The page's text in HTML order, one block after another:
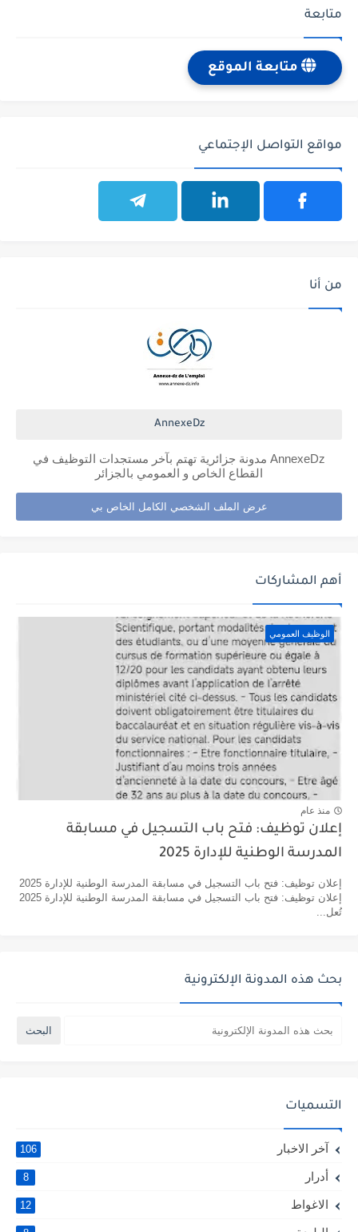
متابعة
متابعة الموقع
مواقع التواصل الإجتماعي
من أنا
AnnexeDz
AnnexeDz مدونة جزائرية تهتم بآخر مستجدات التوظيف في
القطاع الخاص و العمومي بالجزائر
عرض الملف الشخصي الكامل الخاص بي
أهم المشاركات
الوظيف العمومي
منذ عام
إعلان توظيف: فتح باب التسجيل في مسابقة
المدرسة الوطنية للإدارة 2025
إعلان توظيف: فتح باب التسجيل في مسابقة المدرسة الوطنية للإدارة 2025
إعلان توظيف: فتح باب التسجيل في مسابقة المدرسة الوطنية للإدارة 2025
تُعل...
بحث هذه المدونة الإلكترونية
التسميات
آخر الاخبار 106
أدرار 8
الاغواط 12